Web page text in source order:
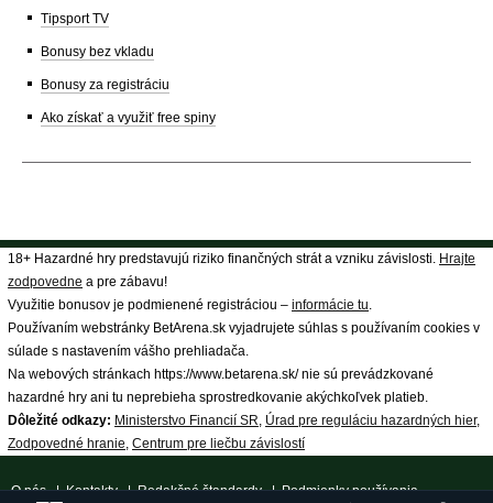
Tipsport TV
Bonusy bez vkladu
Bonusy za registráciu
Ako získať a využiť free spiny
18+ Hazardné hry predstavujú riziko finančných strát a vzniku závislosti. Hrajte
zodpovedne a pre zábavu!
Využitie bonusov je podmienené registráciou – informácie tu.
Používaním webstránky BetArena.sk vyjadrujete súhlas s používaním cookies v
súlade s nastavením vášho prehliadača.
Na webových stránkach https://www.betarena.sk/ nie sú prevádzkované
hazardné hry ani tu neprebieha sprostredkovanie akýchkoľvek platieb.
Dôležité odkazy: Ministerstvo Financií SR, Úrad pre reguláciu hazardných hier,
Zodpovedné hranie, Centrum pre liečbu závislostí
O nás|Kontakty|Redakčné štandardy|Podmienky používania